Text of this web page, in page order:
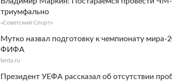
триумфально
«Советский Спорт»
Мутко назвал подготовку к чемпионату мира-
ФИФА
lenta.ru
Президент УЕФА рассказал об отсутствии